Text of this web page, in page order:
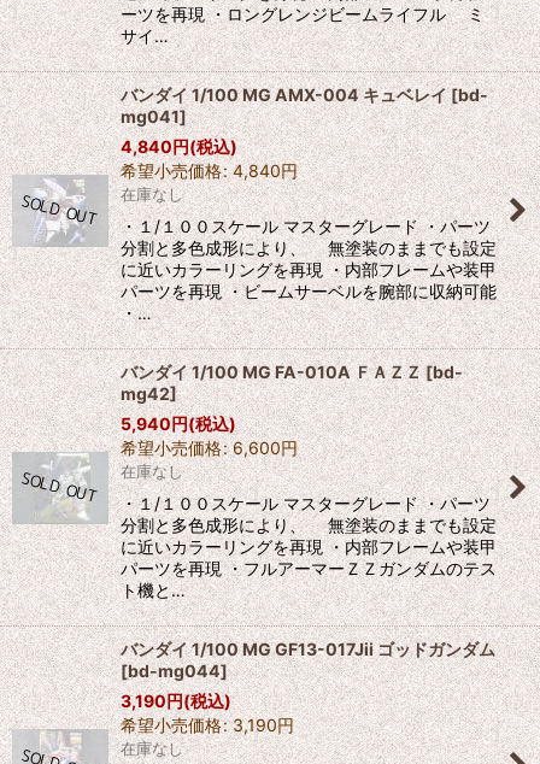
ーツを再現 ・ロングレンジビームライフル ミ
サイ…
バンダイ 1/100 MG AMX-004 キュベレイ [bd-
mg041]
4,840円(税込)
希望小売価格: 4,840円
在庫なし
・１/１００スケール マスターグレード ・パーツ
分割と多色成形により、 無塗装のままでも設定
に近いカラーリングを再現 ・内部フレームや装甲
パーツを再現 ・ビームサーベルを腕部に収納可能
・…
バンダイ 1/100 MG FA-010A ＦＡＺＺ [bd-
mg42]
5,940円(税込)
希望小売価格: 6,600円
在庫なし
・１/１００スケール マスターグレード ・パーツ
分割と多色成形により、 無塗装のままでも設定
に近いカラーリングを再現 ・内部フレームや装甲
パーツを再現 ・フルアーマーＺＺガンダムのテス
ト機と…
バンダイ 1/100 MG GF13-017Jii ゴッドガンダム
[bd-mg044]
3,190円(税込)
希望小売価格: 3,190円
在庫なし